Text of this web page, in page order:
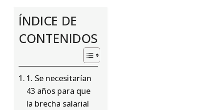
ÍNDICE DE
CONTENIDOS
1. Se necesitarían
43 años para que
la brecha salarial